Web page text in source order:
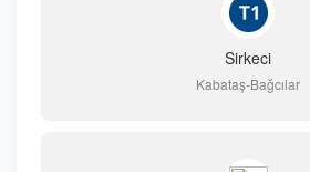
Sirkeci
Kabataş-Bağcılar